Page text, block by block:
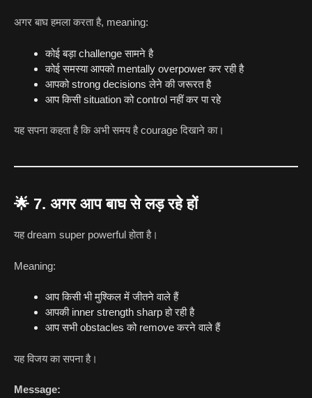
अगर बाघ हमला करता है, meaning:
कोई बड़ा challenge सामने है
कोई समस्या आपको mentally overpower कर रही है
आपको strong decisions लेने की जरूरत है
आप किसी situation को control नहीं कर पा रहे
यह सपना कहता है कि अभी समय है courage दिखाने का।
🌟 7. अगर आप बाघ से लड़ रहे हों
यह dream super powerful होता है।
Meaning:
आप किसी भी मुश्किल में जीतने वाले हैं
आपकी inner strength sharp हो रही है
आप सभी obstacles को remove करने वाले हैं
यह विजय का सपना है।
Message: